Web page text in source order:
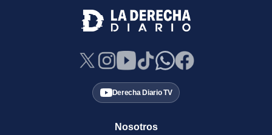
Derecha Diario TV
Nosotros